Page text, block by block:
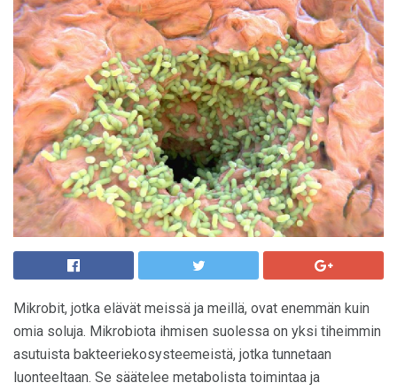
Mikrobit, jotka elävät meissä ja meillä, ovat enemmän kuin
omia soluja. Mikrobiota ihmisen suolessa on yksi tiheimmin
asutuista bakteeriekosysteemeistä, jotka tunnetaan
luonteeltaan. Se säätelee metabolista toimintaa ja